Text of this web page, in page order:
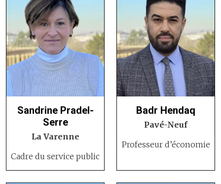
Sandrine Pradel-
Serre
La Varenne
Cadre du service public
Badr Hendaq
Pavé-Neuf
Professeur d’économie